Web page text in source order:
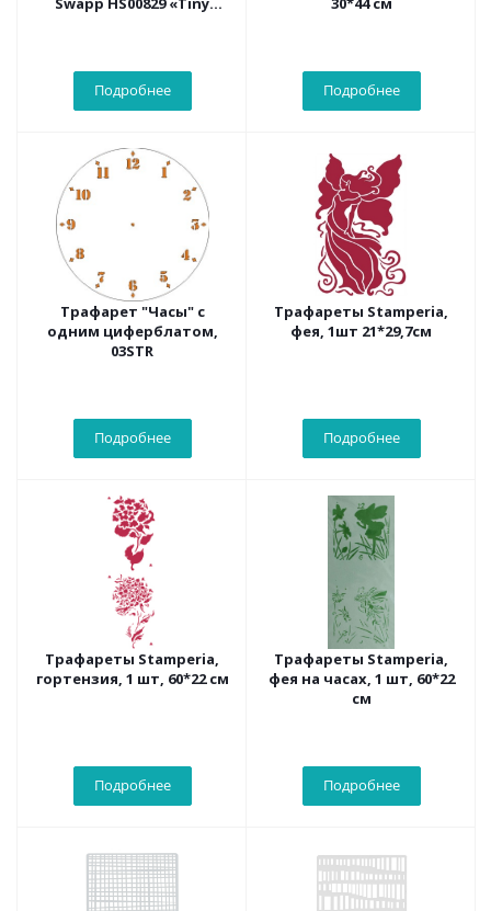
Подробнее Подробнее
Трафарет "Часы" с
одним циферблатом,
03STR
Подробнее
Трафареты Stamperia,
фея, 1шт 21*29,7см
Подробнее
Трафареты Stamperia,
гортензия, 1 шт, 60*22 см
Подробнее
Трафареты Stamperia,
фея на часах, 1 шт, 60*22
см
Подробнее